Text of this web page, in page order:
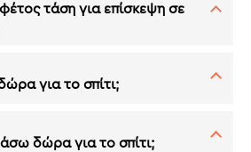
τάση για επίσκεψη σε
για το σπίτι;
δώρα για το σπίτι;